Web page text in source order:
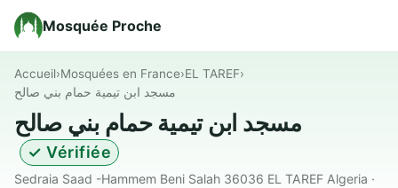
Mosquée Proche
Accueil›Mosquées en France›EL TAREF›
مسجد ابن تيمية حمام بني صالح
مسجد ابن تيمية حمام بني صالح
✓ Vérifiée
Sedraia Saad -hammem Beni Salah 36036 EL TAREF Algeria ·